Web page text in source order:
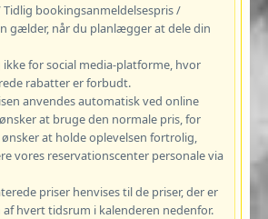
Tidlig bookingsanmeldelsespris /
gælder, når du planlægger at dele din
for social media-platforme, hvor
rabatter er forbudt.
anvendes automatisk ved online
at bruge den normale pris, for
at holde oplevelsen fortrolig,
vores reservationscenter personale via
priser henvises til de priser, der er
hvert tidsrum i kalenderen nedenfor.